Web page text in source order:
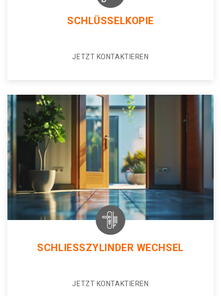
SCHLÜSSELKOPIE
JETZT KONTAKTIEREN
SCHLIESSZYLINDER WECHSEL
JETZT KONTAKTIEREN